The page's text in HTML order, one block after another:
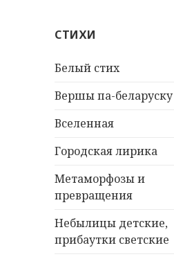
СТИХИ
Белый стих
Вершы па-беларуску
Вселенная
Городская лирика
Метаморфозы и
превращения
Небылицы детские,
прибаутки светские